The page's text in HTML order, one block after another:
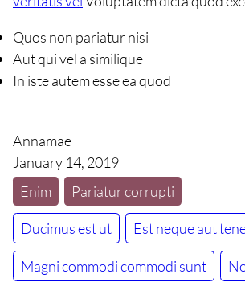
Quos non pariatur nisi
Aut qui vel a similique
In iste autem esse ea quod
Annamae
January 14, 2019
Enim
Pariatur corrupti
Ducimus est ut Est neque aut
Magni commodi commodi sunt